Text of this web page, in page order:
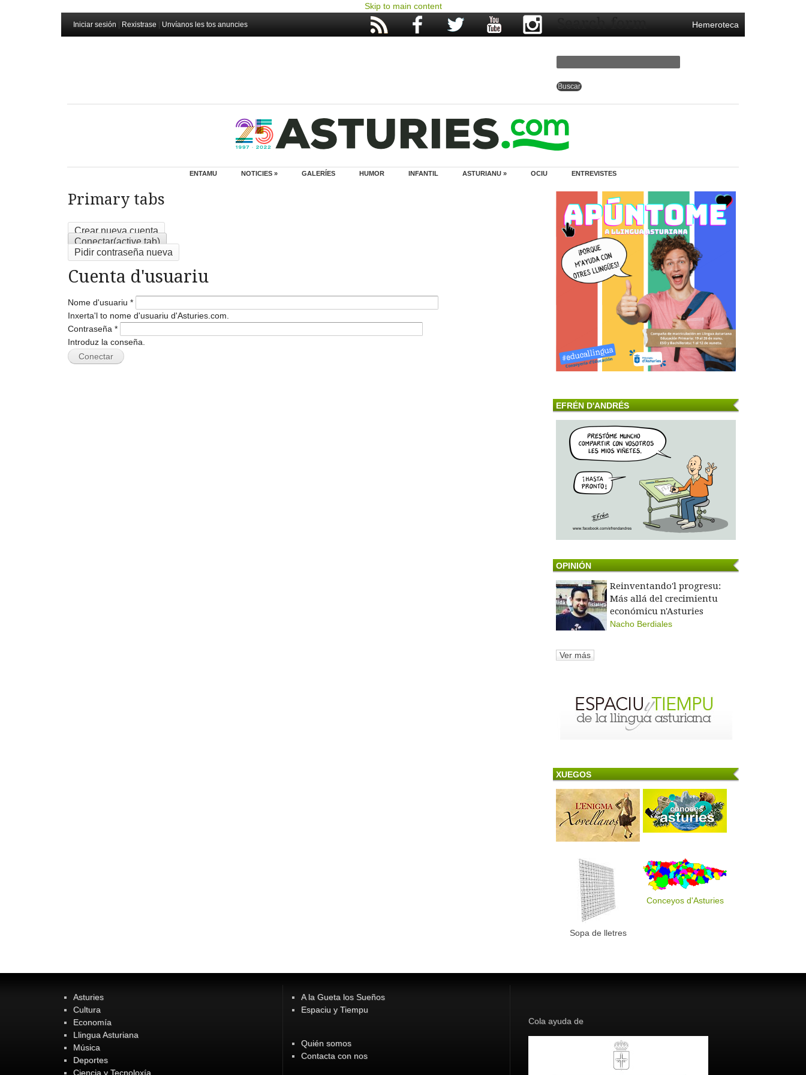
Skip to main content
Iniciar sesión Rexistrase Unvíanos les tos anuncies Hemeroteca
Search form
ENTAMU NOTICIES » GALERÍES HUMOR INFANTIL ASTURIANU » OCIU ENTREVISTES
Primary tabs
Crear nueva cuenta
Conectar(active tab)
Pidir contraseña nueva
Cuenta d'usuariu
Nome d'usuariu *
Inxerta'l to nome d'usuariu d'Asturies.com.
Contraseña *
Introduz la conseña.
EFRÉN D'ANDRÉS
OPINIÓN
Reinventando'l progresu:
Más allá del crecimientu
económicu n'Asturies
Nacho Berdiales
Ver más
XUEGOS
Sopa de lletres
Conceyos d'Asturies
Asturies
Cultura
Economía
Llingua Asturiana
Música
Deportes
Ciencia y Tecnoloxía
A la Gueta los Sueños
Espaciu y Tiempu
Quién somos
Contacta con nos
Cola ayuda de